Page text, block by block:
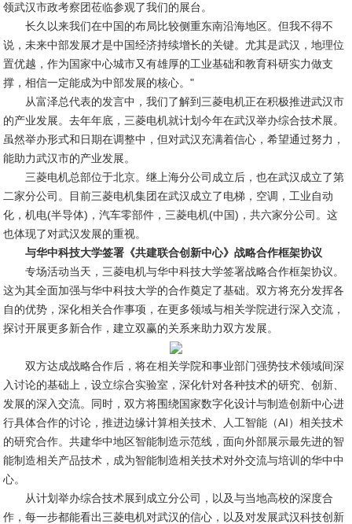
领武汉市政考察团莅临参观了我们的展台。
长久以来我们在中国的布局比较侧重东南沿海地区。但我不得不
说，未来中部发展才是中国经济持续增长的关键。尤其是武汉，地理位
置优越，作为国家中心城市又有雄厚的工业基础和教育科研实力做支
撑，相信一定能成为中部发展的核心。"
从富泽总代表的发言中，我们了解到三菱电机正在积极推进武汉市
的产业发展。去年年底，三菱电机就计划今年在武汉举办综合技术展。
虽然举办形式和日期在调整中，但对武汉充满着信心，希望通过努力，
能助力武汉市的产业发展。
三菱电机总部位于北京。继上海分公司成立后，也在武汉成立了第
二家分公司。目前三菱电机集团在武汉成立了电梯，空调，工业自动
化，机电(半导体)，汽车零部件，三菱电机(中国)，共六家分公司。这
也体现了对武汉发展的重视。
与华中科技大学签署《共建联合创新中心》战略合作框架协议
专场活动当天，三菱电机与华中科技大学签署战略合作框架协议。
这为其全面加强与华中科技大学的合作奠定了基础。双方将充分发挥各
自的优势，深化相关合作事项，在更多领域与相关学院进行深入交流，
探讨开展更多新合作，建立双赢的关系来助力双方发展。
双方达成战略合作后，将在相关学院和事业部门强势技术领域间深
入讨论的基础上，设立综合实验室，深化针对各种技术的研究、创新、
发展的深入交流。同时，双方将围绕国家数字化设计与制造创新中心进
行具体合作的讨论，推进边缘计算相关技术、人工智能（AI）相关技术
的研究合作。共建华中地区智能制造示范线，面向外部展示最先进的智
能制造相关产品技术，成为智能制造相关技术对外交流与培训的华中中
心。
从计划举办综合技术展到成立分公司，以及与当地高校的深度合
作，每一步都能看出三菱电机对武汉的信心，以及对发展武汉科技创新